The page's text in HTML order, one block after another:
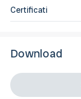
Certificati
Download